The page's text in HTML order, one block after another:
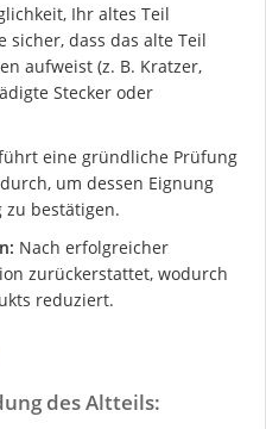
Ihr altes Teil
sicher, dass das alte Teil
aufweist (z. B. Kratzer,
Stecker oder
eine gründliche Prüfung
um dessen Eignung
bestätigen.
Nach erfolgreicher
zurückerstattet, wodurch
reduziert.
des Altteils: